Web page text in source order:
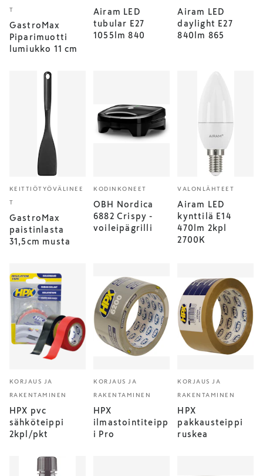
T
GastroMax
Piparimuotti
lumiukko 11 cm
Airam LED
tubular E27
1055lm 840
Airam LED
daylight E27
840lm 865
KEITTIÖTYÖVÄLINEE
T
GastroMax
paistinlasta
31,5cm musta
KODINKONEET
OBH Nordica
6882 Crispy -
voileipägrilli
VALONLÄHTEET
Airam LED
kynttilä E14
470lm 2kpl
2700K
KORJAUS JA
RAKENTAMINEN
HPX pvc
sähköteippi
2kpl/pkt
KORJAUS JA
RAKENTAMINEN
HPX
ilmastointiteipp
i Pro
KORJAUS JA
RAKENTAMINEN
HPX
pakkausteippi
ruskea